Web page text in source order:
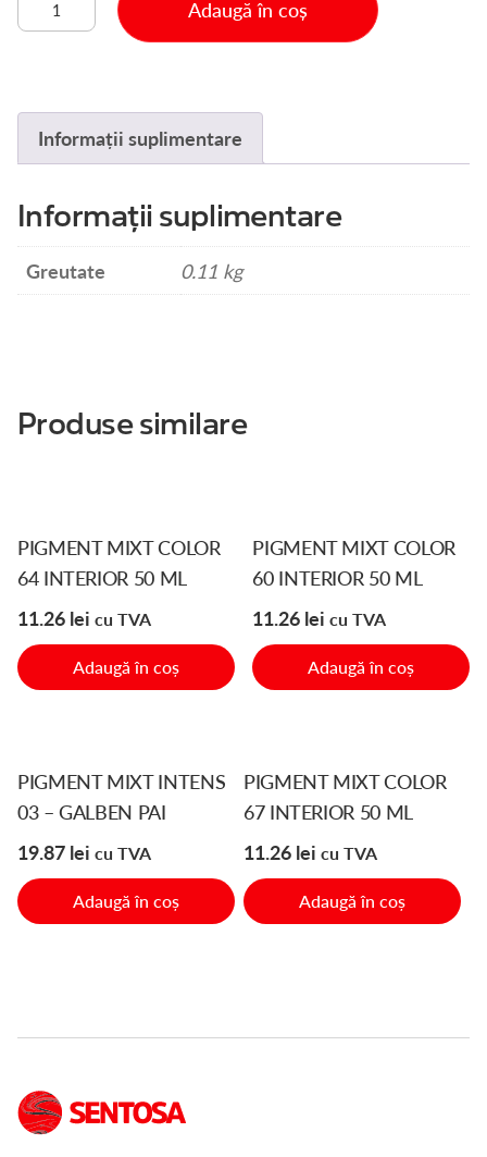
PIGMENT
Adaugă în coș
Informații suplimentare
Informații suplimentare
Greutate 0.11 kg
Produse similare
PIGMENT MIXT COLOR
64 INTERIOR 50 ML
11.26 lei cu TVA
Adaugă în coș
PIGMENT MIXT COLOR
60 INTERIOR 50 ML
11.26 lei cu TVA
Adaugă în coș
PIGMENT MIXT INTENS
03 – GALBEN PAI
19.87 lei cu TVA
Adaugă în coș
PIGMENT MIXT COLOR
67 INTERIOR 50 ML
11.26 lei cu TVA
Adaugă în coș